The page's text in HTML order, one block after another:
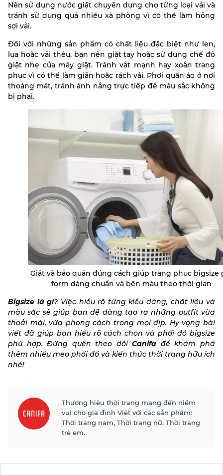
Nên sử dụng nước giặt chuyên dụng cho từng loại vải và
tránh sử dụng quá nhiều xà phòng vì có thể làm hỏng
sợi vải.
Đối với những sản phẩm có chất liệu đặc biệt như len,
lụa hoặc vải thêu, bạn nên giặt tay hoặc sử dụng chế độ
giặt nhẹ của máy giặt. Tránh vắt mạnh hay xoắn trang
phục vì có thể làm giãn hoặc rách vải. Phơi quần áo ở nơi
thoáng mát, tránh ánh nắng trực tiếp để màu sắc không
bị phai.
Giặt và bảo quản đúng cách giúp trang phục bigsize
form dáng chuẩn và bền màu theo thời gian
Bigsize là gì? Việc hiểu rõ từng kiểu dáng, chất liệu và
màu sắc sẽ giúp bạn dễ dàng tạo ra những outfit vừa
thoải mái, vừa phong cách trong mọi dịp. Hy vọng bài
viết đã giúp bạn hiểu rõ cách chọn và phối đồ bigsize
phù hợp. Đừng quên theo dõiCanifa để khám phá
thêm nhiều mẹo phối đồ và kiến thức thời trang hữu ích
nhé!
Thương hiệu thời trang mang đến niềm
vui cho gia đình Việt với các sản phẩm:
Thời trang nam, Thời trang nữ, Thời trang
trẻ em.